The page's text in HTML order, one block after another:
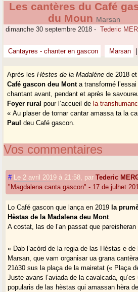
Les cantères du Café
du Moun Marsan
dimanche 30 septembre 2018 - Tederic
Cantayres - chanter en gascon Marsan
Après lesHèstes de la Madaléne de 2018
Café gascon deu Monta transformé
chantant avant, pendant et après le
Foyer rural pour l’accueil de la
« Au plaser de tornar cantar amassa ta la
Paul deu Café gascon.
Vos commentaires
# Le 2 avril 2019 à 21:58 parTederic
"Magdalena canta gascon" - 17 de julhet
Lo Café gascon que lança en 2019 la
Hèstas de la Madalena deu Mont.
A costat, las de l’an passat que
« Dab l’acòrd de la regia de las Hèstas e
Marsan, que vam organisar ua grana
21ò30 sus la plaça de la mairetat (« Plaça
Juste avans l’aviada de la cavalcada,
popularis de las hèstas qui amassan hèra